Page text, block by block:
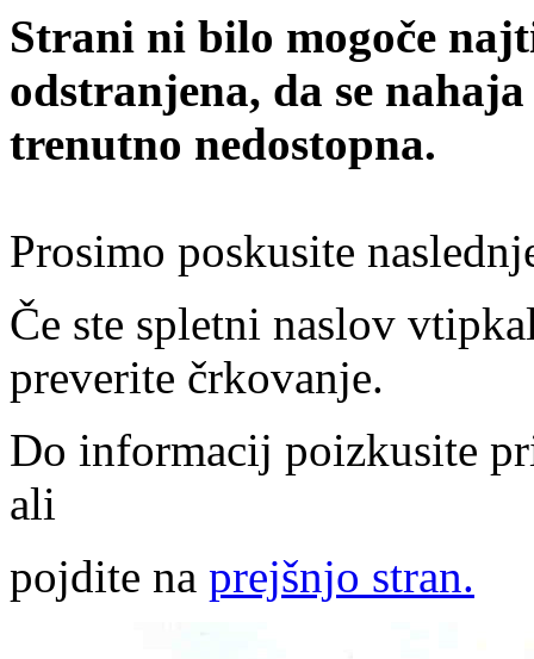
Strani ni bilo mogoče
odstranjena, da se
trenutno nedostopna.
Prosimo poskusite
Če ste spletni naslov
preverite črkovanje.
Do informacij poizkusite
ali
pojdite na prejšnjo stran.